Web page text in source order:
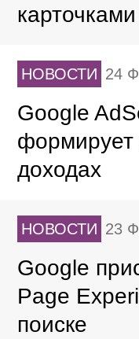
карточками
НОВОСТИ 24
Google
формирует
доходах
НОВОСТИ 23
Google
Page
поиске